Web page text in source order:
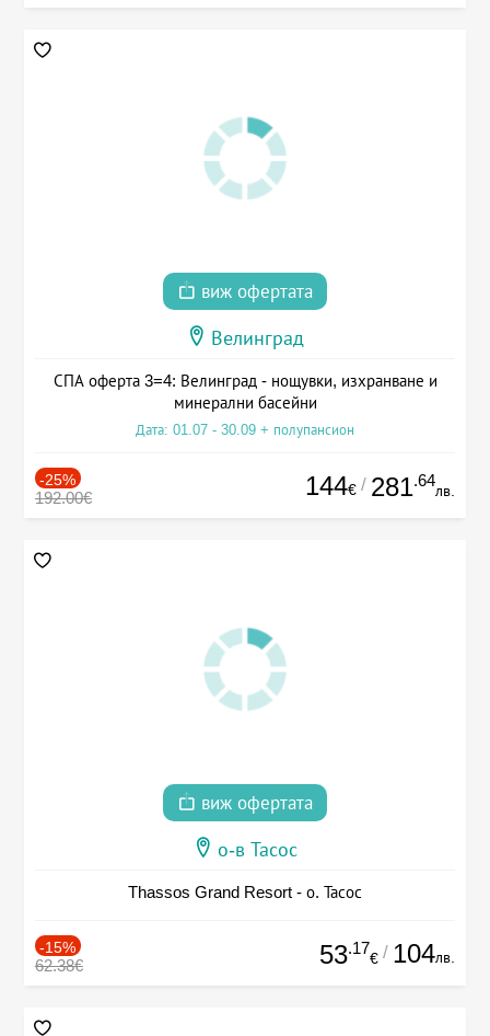
виж офертата
Велинград
СПА оферта 3=4: Велинград - нощувки, изхранване и
минерални басейни
Дата: 01.07 - 30.09 + полупансион
-25%
192.00€ 144€ / 281.64
лв.
виж офертата
о-в Тасос
Thassos Grand Resort - о. Тасос
-15%
62.38€ 53.17
€ / 104лв.